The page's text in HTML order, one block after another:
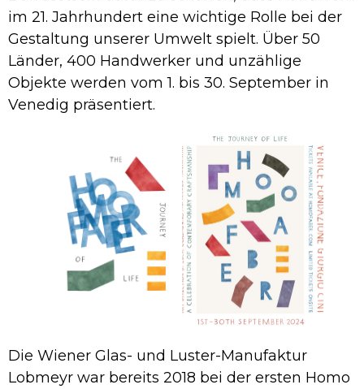
im 21. Jahrhundert eine wichtige Rolle bei der
Gestaltung unserer Umwelt spielt. Über 50
Länder, 400 Handwerker und unzählige
Objekte werden vom 1. bis 30. September in
Venedig präsentiert.
Die Wiener Glas- und Luster-Manufaktur
Lobmeyr war bereits 2018 bei der ersten Homo